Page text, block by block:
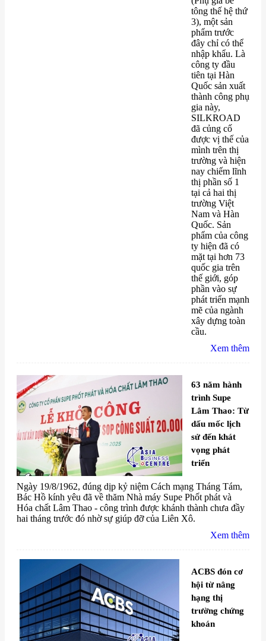
tông thế hệ thứ
3), một sản
phẩm trước
đây chỉ có thể
nhập khẩu. Là
công ty đầu
tiên tại Hàn
Quốc sản xuất
thành công phụ
gia này,
SILKROAD
đã củng cố
được vị thế của
mình trên thị
trường và hiện
nay chiếm lĩnh
thị phần số 1
tại cả hai thị
trường Việt
Nam và Hàn
Quốc. Sản
phẩm của công
ty hiện đã có
mặt tại hơn 73
quốc gia trên
thế giới, góp
phần vào sự
phát triển mạnh
mẽ của ngành
xây dựng toàn
cầu.
Xem thêm
63 năm hành
trình Supe
Lâm Thao: Từ
dấu mốc lịch
sử đến khát
vọng phát
triển
Ngày 19/8/1962, đúng dịp kỷ niệm Cách mạng Tháng Tám,
Bác Hồ kính yêu đã về thăm Nhà máy Supe Phốt phát và
Hóa chất Lâm Thao - công trình được khánh thành chưa đầy
hai tháng trước đó nhờ sự giúp đỡ của Liên Xô.
Xem thêm
ACBS đón cơ
hội từ nâng
hạng thị
trường chứng
khoán